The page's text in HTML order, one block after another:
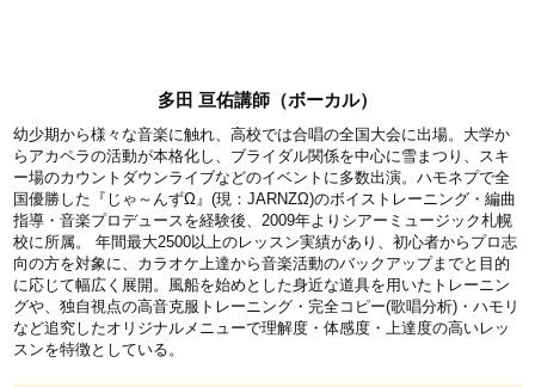
多田 亘佑講師（ボーカル）
幼少期から様々な音楽に触れ、高校では合唱の全国大会に出場。大学か
らアカペラの活動が本格化し、ブライダル関係を中心に雪まつり、スキ
ー場のカウントダウンライブなどのイベントに多数出演。ハモネプで全
国優勝した『じゃ～んずΩ』(現：JARNZΩ)のボイストレーニング・編曲
指導・音楽プロデュースを経験後、2009年よりシアーミュージック札幌
校に所属。 年間最大2500以上のレッスン実績があり、初心者からプロ志
向の方を対象に、カラオケ上達から音楽活動のバックアップまでと目的
に応じて幅広く展開。風船を始めとした身近な道具を用いたトレーニン
グや、独自視点の高音克服トレーニング・完全コピー(歌唱分析)・ハモリ
など追究したオリジナルメニューで理解度・体感度・上達度の高いレッ
スンを特徴としている。